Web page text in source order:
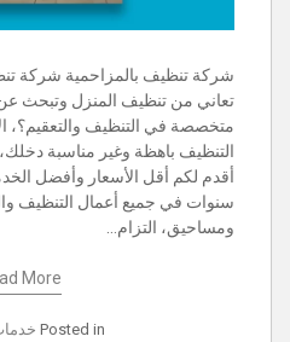
شركة تنظيف بالمزاحمية شركة
تعاني من تنظيف المنزل
متخصصة في التنظيف والتعقيم؟،
التنظيف باهظة وغير مناسبة
أقدم لكم أقل الأسعار وأفضل
سنوات في جميع أعمال التنظيف
ومساحيق، التزام…
More
Posted in